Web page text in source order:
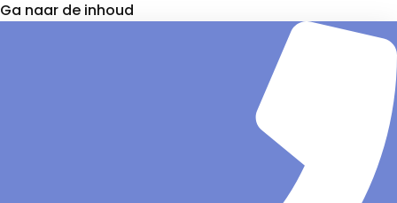
Ga naar de inhoud